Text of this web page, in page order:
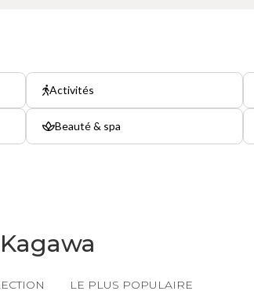
Activités
Beauté & spa
LE PLUS POPULAIRE